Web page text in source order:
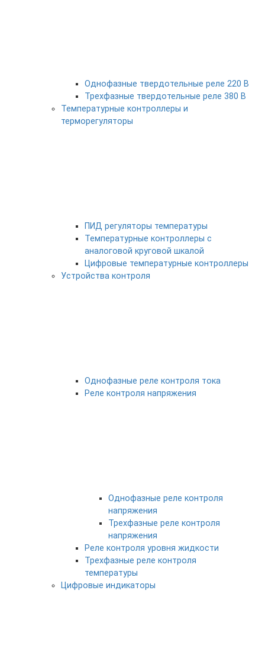
Однофазные твердотельные реле 220 В
Трехфазные твердотельные реле 380 В
Температурные контроллеры и
терморегуляторы
ПИД регуляторы температуры
Температурные контроллеры с
аналоговой круговой шкалой
Цифровые температурные контроллеры
Устройства контроля
Однофазные реле контроля тока
Реле контроля напряжения
Однофазные реле контроля
напряжения
Трехфазные реле контроля
напряжения
Реле контроля уровня жидкости
Трехфазные реле контроля
температуры
Цифровые индикаторы